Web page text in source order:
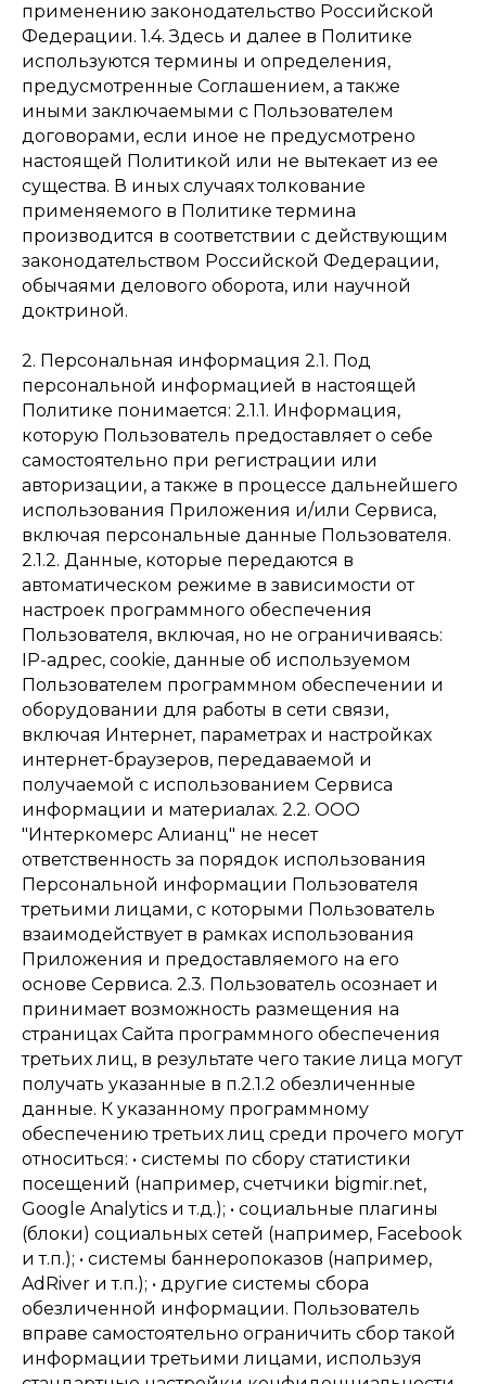
применению законодательство Российской
Федерации. 1.4. Здесь и далее в Политике
используются термины и определения,
предусмотренные Соглашением, а также
иными заключаемыми с Пользователем
договорами, если иное не предусмотрено
настоящей Политикой или не вытекает из ее
существа. В иных случаях толкование
применяемого в Политике термина
производится в соответствии с действующим
законодательством Российской Федерации,
обычаями делового оборота, или научной
доктриной.
2. Персональная информация 2.1. Под
персональной информацией в настоящей
Политике понимается: 2.1.1. Информация,
которую Пользователь предоставляет о себе
самостоятельно при регистрации или
авторизации, а также в процессе дальнейшего
использования Приложения и/или Сервиса,
включая персональные данные Пользователя.
2.1.2. Данные, которые передаются в
автоматическом режиме в зависимости от
настроек программного обеспечения
Пользователя, включая, но не ограничиваясь:
IP-адрес, cookie, данные об используемом
Пользователем программном обеспечении и
оборудовании для работы в сети связи,
включая Интернет, параметрах и настройках
интернет-браузеров, передаваемой и
получаемой с использованием Сервиса
информации и материалах. 2.2. ООО
"Интеркомерс Алианц" не несет
ответственность за порядок использования
Персональной информации Пользователя
третьими лицами, с которыми Пользователь
взаимодействует в рамках использования
Приложения и предоставляемого на его
основе Сервиса. 2.3. Пользователь осознает и
принимает возможность размещения на
страницах Сайта программного обеспечения
третьих лиц, в результате чего такие лица могут
получать указанные в п.2.1.2 обезличенные
данные. К указанному программному
обеспечению третьих лиц среди прочего могут
относиться: • системы по сбору статистики
посещений (например, счетчики bigmir.net,
Google Analytics и т.д.); • социальные плагины
(блоки) социальных сетей (например, Facebook
и т.п.); • системы баннеропоказов (например,
AdRiver и т.п.); • другие системы сбора
обезличенной информации. Пользователь
вправе самостоятельно ограничить сбор такой
информации третьими лицами, используя